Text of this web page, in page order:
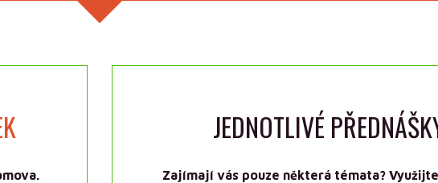
JEDNOTLIVÉ
Zajímají vás pouze některá témata?